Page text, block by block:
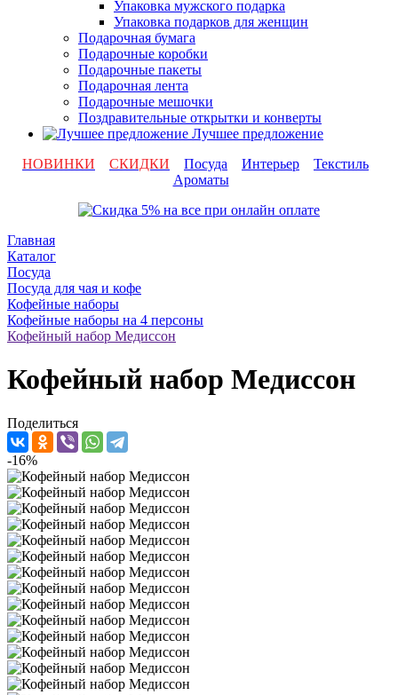
Упаковка мужского подарка
Упаковка подарков для женщин
Подарочная бумага
Подарочные коробки
Подарочные пакеты
Подарочная лента
Подарочные мешочки
Поздравительные открытки и конверты
Лучшее предложение
НОВИНКИ
СКИДКИ Посуда Интерьер
Текстиль
Ароматы
Главная
Каталог
Посуда
Посуда для чая и кофе
Кофейные наборы
Кофейные наборы на 4 персоны
Кофейный набор Медиссон
Кофейный набор Медиссон
Поделиться
-16%